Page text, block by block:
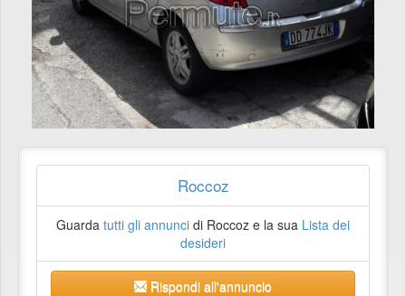
Roccoz
Guarda tutti gli annunci di Roccoz e la sua Lista dei
desideri
Rispondi all'annuncio